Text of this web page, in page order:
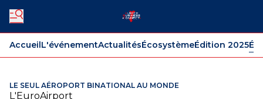
AccueilL'événementActualitésÉcosystèmeÉdition 2025
LE SEUL AÉROPORT BINATIONAL AU MONDE
L'EuroAirport